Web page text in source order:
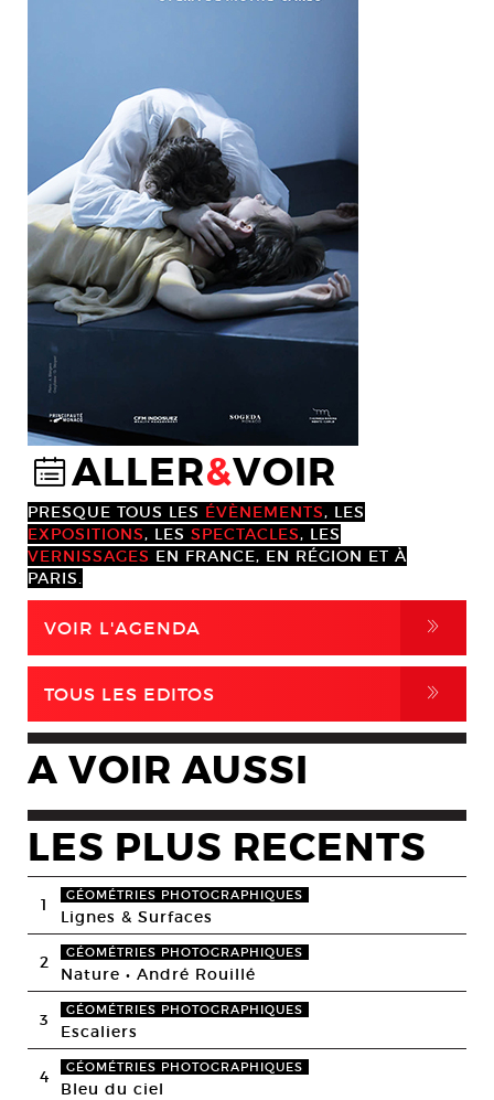
@ALLER&VOIR
PRESQUE TOUS LES ÉVÈNEMENTS, LES
EXPOSITIONS, LES SPECTACLES, LES
VERNISSAGES EN FRANCE, EN RÉGION ET À
PARIS.
VOIR L'AGENDA ,
TOUS LES EDITOS ,
A VOIR AUSSI
LES PLUS RECENTS
1 GÉOMÉTRIES PHOTOGRAPHIQUES
Lignes & Surfaces
2 GÉOMÉTRIES PHOTOGRAPHIQUES
Nature • André Rouillé
3 GÉOMÉTRIES PHOTOGRAPHIQUES
Escaliers
4 GÉOMÉTRIES PHOTOGRAPHIQUES
Bleu du ciel